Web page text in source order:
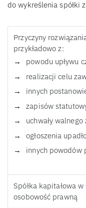
do wykreślenia spółki
Przyczyny
przykładowo z:
powodu upływu
realizacji celu
innych
zapisów
uchwały
ogłoszenia
innych powodów
Spółka kapitałowa
osobowość prawną